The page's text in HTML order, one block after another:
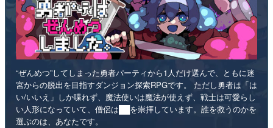
“ぜんめつ”してしまった勇者パーティから1人だけ選んで、ともに迷
宮からの脱出を目指すダンジョン探索RPGです。 ただし勇者は「は
い/いいえ」しか喋れず、魔法使いは魔法が使えず、戦士は可愛らし
い人形になっていて、僧侶は██を崇拝しています。誰を救うのかを
選ぶのは、あなたです。